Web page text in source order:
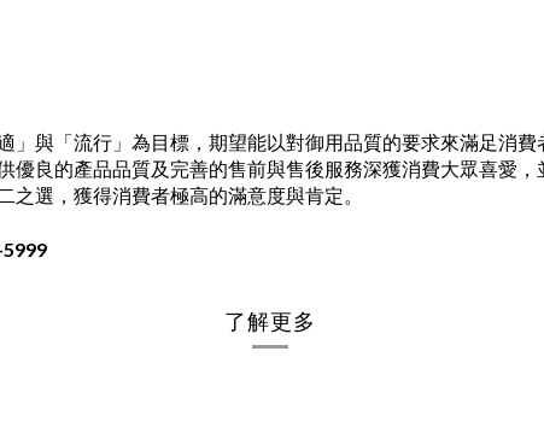
與「流行」為目標，期望能以對御用品質的要求來滿足消
良的產品品質及完善的售前與售後服務深獲消費大眾喜愛
選，獲得消費者極高的滿意度與肯定。
了解更多